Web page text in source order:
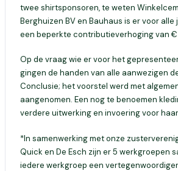
twee shirtsponsoren, te weten
Berghuizen BV en Bauhaus is er voor
een beperkte contributieverhoging van €
Op de vraag wie er voor het
gingen de handen van alle aanwezigen
Conclusie; het voorstel werd met
aangenomen. Een nog te benoemen
verdere uitwerking en invoering voor
*In samenwerking met onze
Quick en De Esch zijn er 5 werkgroepen
iedere werkgroep een